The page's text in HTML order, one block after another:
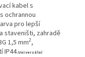
kabel s
ochrannou
pro lepší
staveništi, zahradě
1,5 mm2,
IP44.Univerzální